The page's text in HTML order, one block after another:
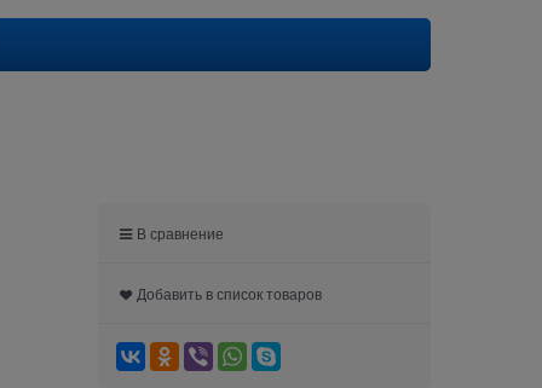
В сравнение
Добавить в список товаров